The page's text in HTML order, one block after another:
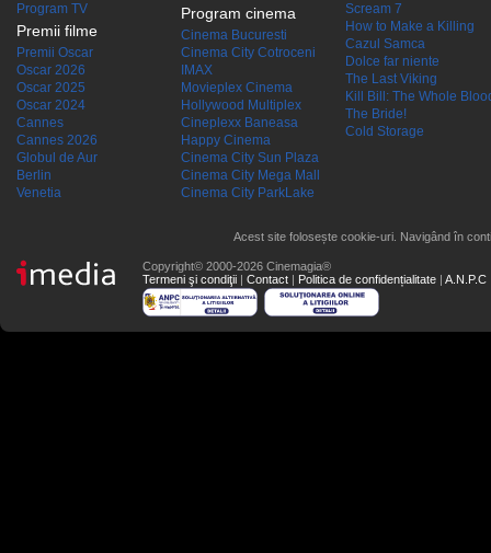
Program TV
Premii filme
Premii Oscar
Oscar 2026
Oscar 2025
Oscar 2024
Cannes
Cannes 2026
Globul de Aur
Berlin
Venetia
Program cinema
Cinema Bucuresti
Cinema City Cotroceni
IMAX
Movieplex Cinema
Hollywood Multiplex
Cineplexx Baneasa
Happy Cinema
Cinema City Sun Plaza
Cinema City Mega Mall
Cinema City ParkLake
Scream 7
How to Make a Killing
Cazul Samca
Dolce far niente
The Last Viking
Kill Bill: The Whole
The Bride!
Cold Storage
Acest site folosește cookie-uri. Navigând în
Copyright© 2000-2026 Cinemagia®
Termeni şi condiţii | Contact | Politica de confidențialitate | A.N.P.C